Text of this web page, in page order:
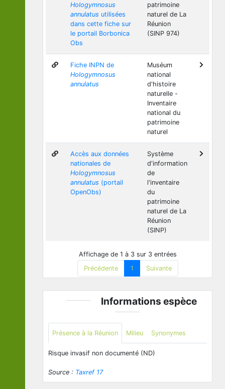
Hologymnosus
annulatus utilisées
dans cette fiche sur
le portail Borbonica
Obs
patrimoine
naturel de La
Réunion
(SINP 974)
Fiche INPN de
Hologymnosus
annulatus
Muséum
national
d'histoire
naturelle -
Inventaire
national du
patrimoine
naturel
Accès aux données
nationales de
Hologymnosus
annulatus (portail
OpenObs)
Système
d'information
de
l'inventaire
du
patrimoine
naturel de La
Réunion
(SINP)
Affichage de 1 à 3 sur 3 entrées
Précédente
1 Suivante
Informations espèce
Présence à la Réunion Milieu Synonymes
Risque invasif non documenté (ND)
Source : Taxref 17